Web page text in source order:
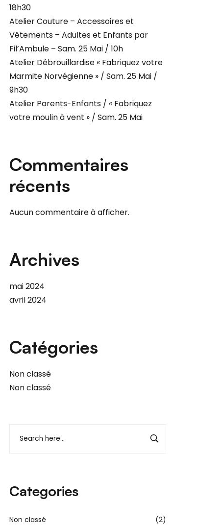
18h30
Atelier Couture – Accessoires et
Vêtements – Adultes et Enfants par
Fil’Ambule – Sam. 25 Mai / 10h
Atelier Débrouillardise « Fabriquez votre
Marmite Norvégienne » / Sam. 25 Mai /
9h30
Atelier Parents-Enfants / « Fabriquez
votre moulin à vent » / Sam. 25 Mai
Commentaires
récents
Aucun commentaire à afficher.
Archives
mai 2024
avril 2024
Catégories
Non classé
Non classé
Categories
Non classé
(2)